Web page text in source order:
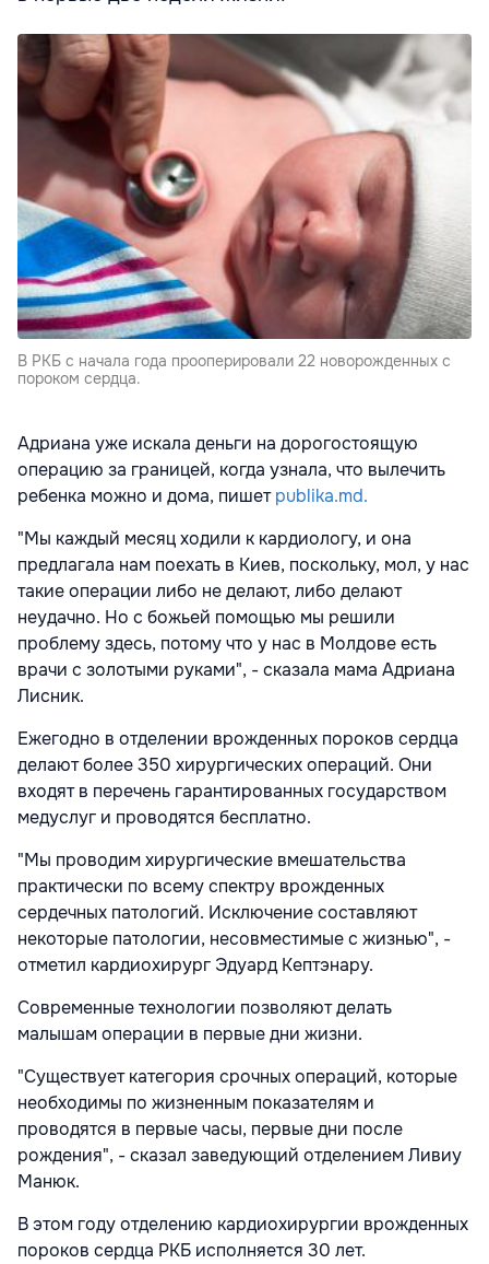
В РКБ с начала года прооперировали 22 новорожденных с
пороком сердца.
Адриана уже искала деньги на дорогостоящую
операцию за границей, когда узнала, что вылечить
ребенка можно и дома, пишетpublika.md.
"Мы каждый месяц ходили к кардиологу, и она
предлагала нам поехать в Киев, поскольку, мол, у нас
такие операции либо не делают, либо делают
неудачно. Но с божьей помощью мы решили
проблему здесь, потому что у нас в Молдове есть
врачи с золотыми руками", - сказала мама Адриана
Лисник.
Ежегодно в отделении врожденных пороков сердца
делают более 350 хирургических операций. Они
входят в перечень гарантированных государством
медуслуг и проводятся бесплатно.
"Мы проводим хирургические вмешательства
практически по всему спектру врожденных
сердечных патологий. Исключение составляют
некоторые патологии, несовместимые с жизнью", -
отметил кардиохирург Эдуард Кептэнару.
Современные технологии позволяют делать
малышам операции в первые дни жизни.
"Существует категория срочных операций, которые
необходимы по жизненным показателям и
проводятся в первые часы, первые дни после
рождения", - сказал заведующий отделением Ливиу
Манюк.
В этом году отделению кардиохирургии врожденных
пороков сердца РКБ исполняется 30 лет.